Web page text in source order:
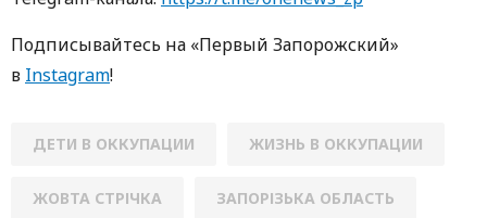
Подписывайтесь на «Первый Запорожский»
в Instagram!
ДЕТИ В ОККУПАЦИИ ЖИЗНЬ В ОККУПАЦИИ
ЖОВТА СТРІЧКА ЗАПОРІЗЬКА ОБЛАСТЬ